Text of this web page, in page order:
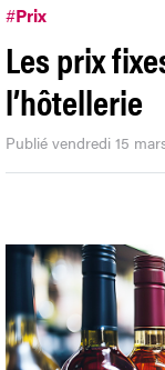
#Prix
Les prix
l’hôtellerie
Publié vendredi 15